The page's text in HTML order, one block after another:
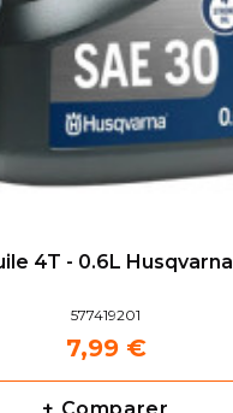
4T - 0.6L Husqvarna
577419201
7,99 €